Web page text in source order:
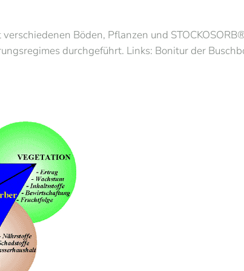
Böden, Pflanzen und
durchgeführt. Links: Bonitur der